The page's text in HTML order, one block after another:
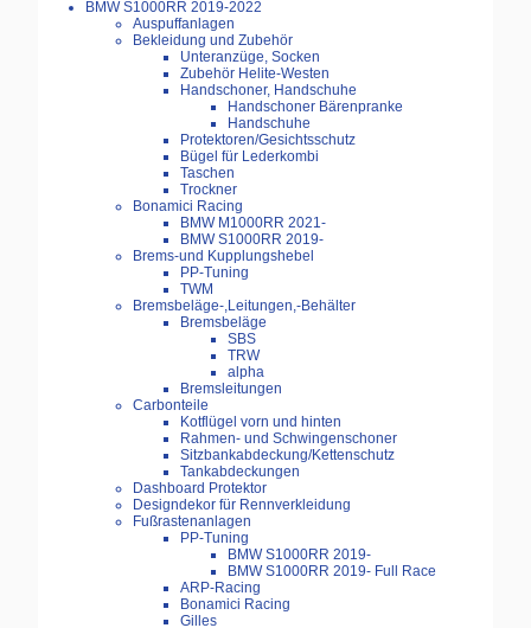
BMW S1000RR 2019-2022
Auspuffanlagen
Bekleidung und Zubehör
Unteranzüge, Socken
Zubehör Helite-Westen
Handschoner, Handschuhe
Handschoner Bärenpranke
Handschuhe
Protektoren/Gesichtsschutz
Bügel für Lederkombi
Taschen
Trockner
Bonamici Racing
BMW M1000RR 2021-
BMW S1000RR 2019-
Brems-und Kupplungshebel
PP-Tuning
TWM
Bremsbeläge-,Leitungen,-Behälter
Bremsbeläge
SBS
TRW
alpha
Bremsleitungen
Carbonteile
Kotflügel vorn und hinten
Rahmen- und Schwingenschoner
Sitzbankabdeckung/Kettenschutz
Tankabdeckungen
Dashboard Protektor
Designdekor für Rennverkleidung
Fußrastenanlagen
PP-Tuning
BMW S1000RR 2019-
BMW S1000RR 2019- Full Race
ARP-Racing
Bonamici Racing
Gilles